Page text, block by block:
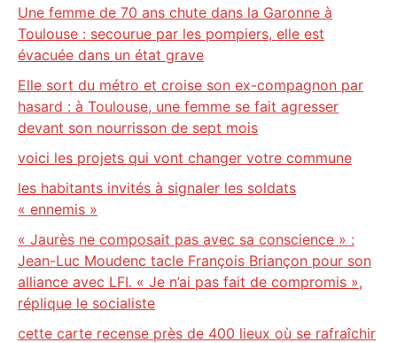
Une femme de 70 ans chute dans la Garonne à
Toulouse : secourue par les pompiers, elle est
évacuée dans un état grave
Elle sort du métro et croise son ex-compagnon par
hasard : à Toulouse, une femme se fait agresser
devant son nourrisson de sept mois
voici les projets qui vont changer votre commune
les habitants invités à signaler les soldats
« ennemis »
« Jaurès ne composait pas avec sa conscience » :
Jean-Luc Moudenc tacle François Briançon pour son
alliance avec LFI. « Je n’ai pas fait de compromis »,
réplique le socialiste
cette carte recense près de 400 lieux où se rafraîchir